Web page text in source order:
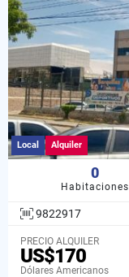
Local Alquiler
0
Habitaciones
9822917
PRECIO ALQUILER
US$170
Dólares Americanos